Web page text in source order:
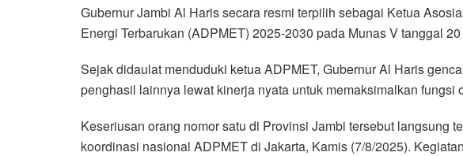
Gubernur Jambi Al Haris secara resmi terpilih sebagai Ketua
Energi Terbarukan (ADPMET) 2025-2030 pada Munas V tanggal
Sejak didaulat menduduki ketua ADPMET, Gubernur Al Haris
penghasil lainnya lewat kinerja nyata untuk memaksimalkan fungsi
Keseriusan orang nomor satu di Provinsi Jambi tersebut langsung
koordinasi nasional ADPMET di Jakarta, Kamis (7/8/2025).